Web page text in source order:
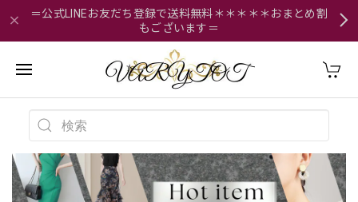
＝公式LINEお友だち登録で送料無料＊＊＊＊＊おまとめ割
もございます＝